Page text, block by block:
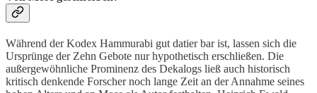
Während der Kodex Hammurabi gut datier bar ist, lassen sich die
Ursprünge der Zehn Gebote nur hypothetisch erschließen. Die
außergewöhnliche Prominenz des Dekalogs ließ auch historisch
kritisch denkende Forscher noch lange Zeit an der Annahme seines